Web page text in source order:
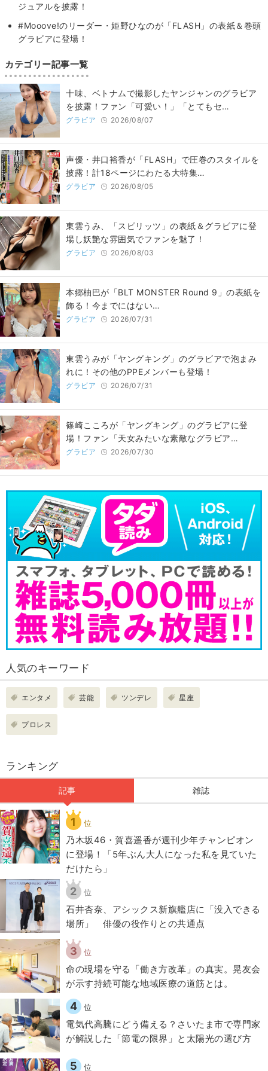
ジュアルを披露！
#Mooove!のリーダー・姫野ひなのが「FLASH」の表紙＆巻頭
グラビアに登場！
カテゴリー記事一覧
十味、ベトナムで撮影したヤンジャンのグラビア
を披露！ファン「可愛い！」「とてもセ…
グラビア 2026/08/07
声優・井口裕香が「FLASH」で圧巻のスタイルを
披露！計18ページにわたる大特集…
グラビア 2026/08/05
東雲うみ、「スピリッツ」の表紙＆グラビアに登
場し妖艶な雰囲気でファンを魅了！
グラビア 2026/08/03
本郷柚巴が「BLT MONSTER Round 9」の表紙を
飾る！今までにはない…
グラビア 2026/07/31
東雲うみが「ヤングキング」のグラビアで泡まみ
れに！その他のPPEメンバーも登場！
グラビア 2026/07/31
篠崎こころが「ヤングキング」のグラビアに登
場！ファン「天女みたいな素敵なグラビア…
グラビア 2026/07/30
人気のキーワード
エンタメ 芸能 ツンデレ 星座
プロレス
ランキング
記事 雑誌
1 位
乃木坂46・賀喜遥香が週刊少年チャンピオン
に登場！「5年ぶん大人になった私を見ていた
だけたら」
2 位
石井杏奈、アシックス新旗艦店に「没入できる
場所」 俳優の役作りとの共通点
3 位
​命の現場を守る「働き方改革」の真実。晃友会
が示す持続可能な地域医療の道筋とは。
4 位
電気代高騰にどう備える？さいたま市で専門家
が解説した「節電の限界」と太陽光の選び方
5 位